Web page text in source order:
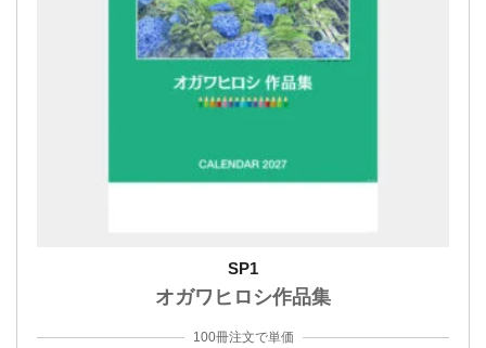
SP1
オガワヒロシ作品集
100冊注文で単価